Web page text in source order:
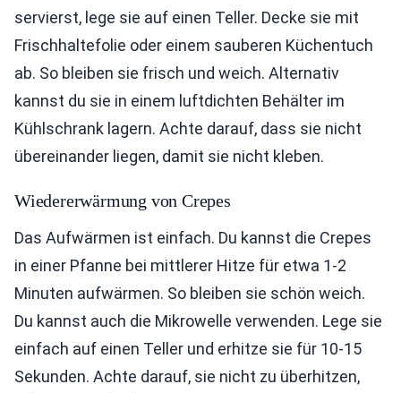
servierst, lege sie auf einen Teller. Decke sie mit
Frischhaltefolie oder einem sauberen Küchentuch
ab. So bleiben sie frisch und weich. Alternativ
kannst du sie in einem luftdichten Behälter im
Kühlschrank lagern. Achte darauf, dass sie nicht
übereinander liegen, damit sie nicht kleben.
Wiedererwärmung von Crepes
Das Aufwärmen ist einfach. Du kannst die Crepes
in einer Pfanne bei mittlerer Hitze für etwa 1-2
Minuten aufwärmen. So bleiben sie schön weich.
Du kannst auch die Mikrowelle verwenden. Lege sie
einfach auf einen Teller und erhitze sie für 10-15
Sekunden. Achte darauf, sie nicht zu überhitzen,